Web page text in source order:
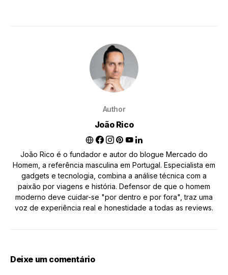
Author
João Rico
João Rico é o fundador e autor do blogue Mercado do
Homem, a referência masculina em Portugal. Especialista em
gadgets e tecnologia, combina a análise técnica com a
paixão por viagens e história. Defensor de que o homem
moderno deve cuidar-se "por dentro e por fora", traz uma
voz de experiência real e honestidade a todas as reviews.
Deixe um comentário